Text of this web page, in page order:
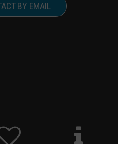
BY EMAIL